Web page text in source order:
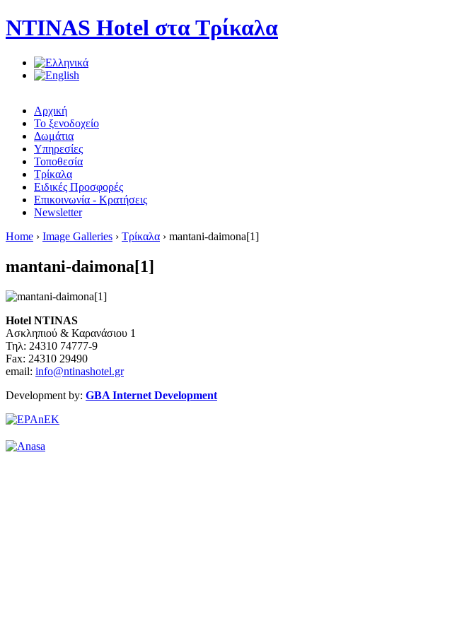
NTINAS Hotel στα Τρίκαλα
Αρχική
Το ξενοδοχείο
Δωμάτια
Υπηρεσίες
Τοποθεσία
Τρίκαλα
Ειδικές Προσφορές
Επικοινωνία - Κρατήσεις
Newsletter
Home › Image Galleries › Τρίκαλα › mantani-daimona[1]
mantani-daimona[1]
Hotel NTINAS
Ασκληπιού & Καρανάσιου 1
Τηλ: 24310 74777-9
Fax: 24310 29490
email: info@ntinashotel.gr
Development by: GBA Internet Development